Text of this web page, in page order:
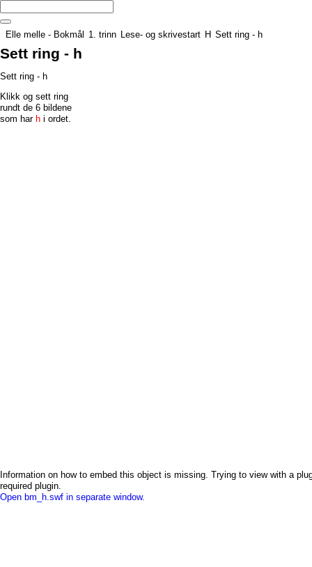
Elle melle - Bokmål 1. trinn Lese- og skrivestart H Sett ring - h
Sett ring - h
Sett ring - h
Klikk og sett ring
rundt de 6 bildene
som har h i ordet.
Information on how to embed this object is missing. Trying to view with a
required plugin.
Open bm_h.swf in separate window.